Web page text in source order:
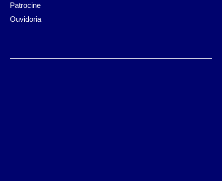
Patrocine
Ouvidoria